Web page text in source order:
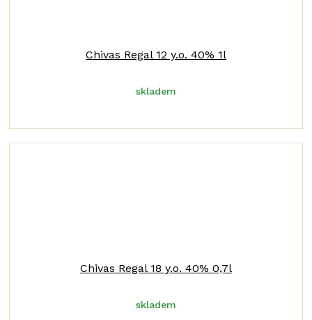
Chivas Regal 12 y.o. 40% 1l
skladem
Chivas Regal 18 y.o. 40% 0,7l
skladem